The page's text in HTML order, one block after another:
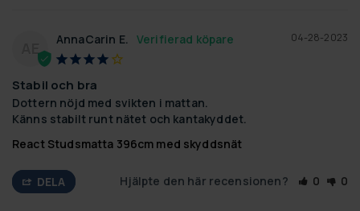
AE
04-28-2023
AnnaCarin E.
Stabil och bra
Dottern nöjd med svikten i mattan.
Känns stabilt runt nätet och kantakyddet.
React Studsmatta 396cm med skyddsnät
DELA Hjälpte den här recensionen? 0 0